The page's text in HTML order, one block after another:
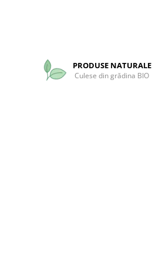
PRODUSE NATURALE
Culese din grădina BIO